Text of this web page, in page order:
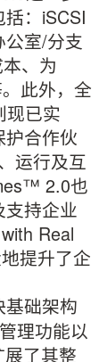
：iSCSI
室/分支
、为
此外，全
现已实
合作伙
运行及互
2.0也
持企业
Real
提升了企
础架构
理功能以
了其整